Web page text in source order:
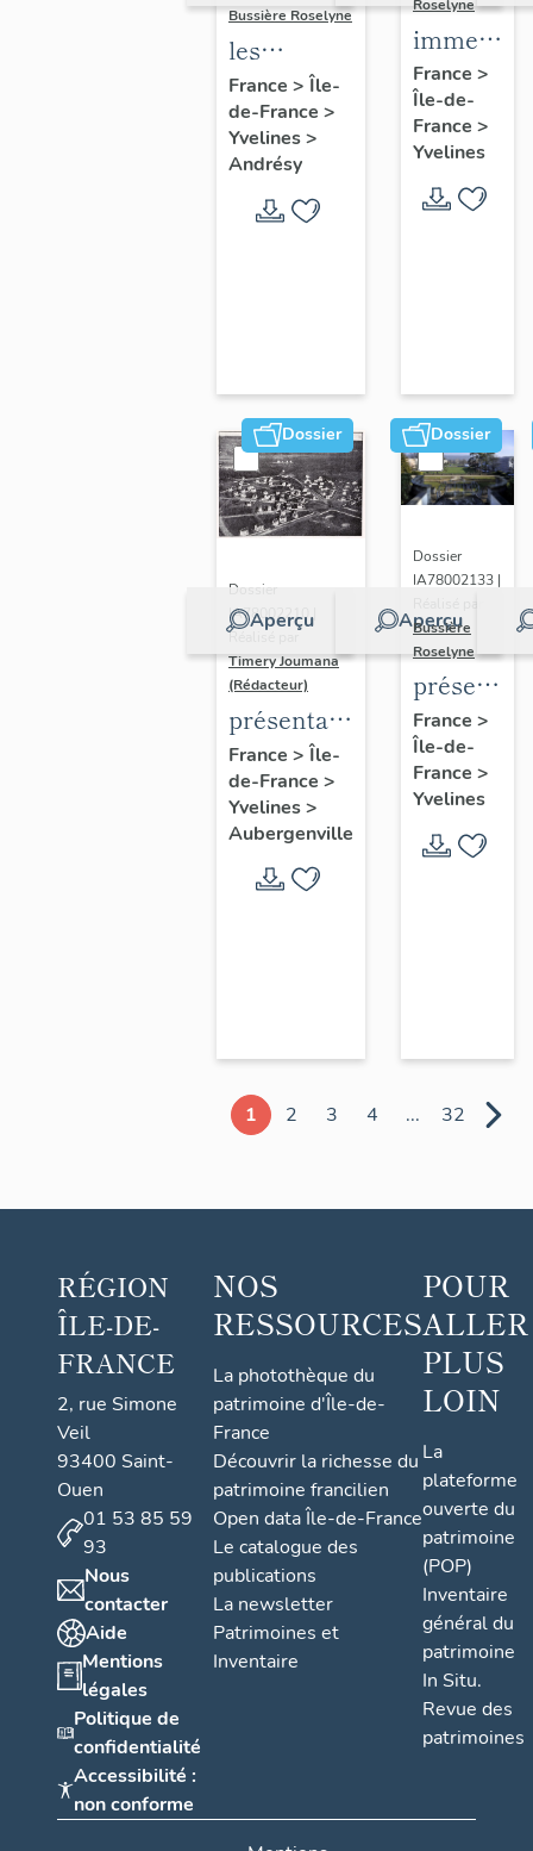
Bussière Roselyne
les
immeubles,
maisons et
fermes du
canton
d'Andrésy
France > Île-
de-France >
Yvelines>
Andrésy
Roselyne
maisons,
fermes
France >
Île-de-
France >
Yvelines
Dossier
Aperçu
Dossier
IA78002210 |
Réalisé par
Timery Joumana
(Rédacteur)
présentation
de l'étude
d'Elisabethville
France > Île-
de-France >
Yvelines>
Aubergenville
Dossier
Aperçu
Dossier
IA78002133 |
Bussière
Roselyne
du
diagnostic
et
France >
Île-de-
France >
Yvelines
1 2 3 4 ... 32
RÉGION
ÎLE-DE-
FRANCE
2, rue Simone
Veil
93400 Saint-
Ouen
01 53 85 59
93
Nous
contacter
Aide
Mentions
légales
Politique de
confidentialité
Accessibilité :
non conforme
NOS
RESSOURCES
La photothèque du
patrimoine d'Île-de-
France
Découvrir la richesse du
patrimoine francilien
Open data Île-de-France
Le catalogue des
publications
La newsletter
Patrimoines et
Inventaire
POUR
ALLER
PLUS
LOIN
La
plateforme
ouverte du
patrimoine
(POP)
Inventaire
général du
patrimoine
In Situ.
Revue des
patrimoines